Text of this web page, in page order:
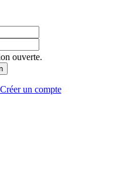
ouverte.
Créer un compte